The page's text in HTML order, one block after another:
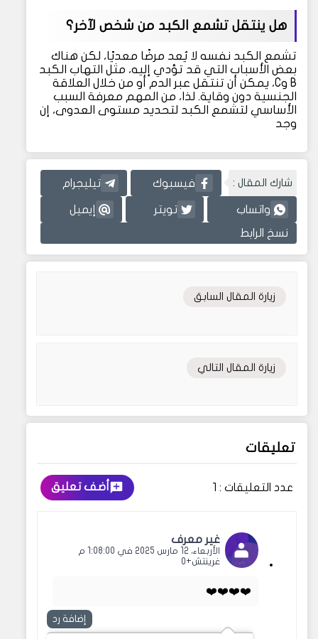
هل ينتقل تشمع الكبد من شخص لآخر؟
تشمع الكبد نفسه لا يُعد مرضًا معديًا، لكن هناك
بعض الأسباب التي قد تؤدي إليه، مثل التهاب الكبد
B وC، يمكن أن تنتقل عبر الدم أو من خلال العلاقة
الجنسية دون وقاية. لذا، من المهم معرفة السبب
الأساسي لتشمع الكبد لتحديد مستوى العدوى، إن
وجد
شارك المقال : فيسبوك تيليجرام
واتساب تويتر إيميل
نسخ الرابط
زيارة المقال السابق
زيارة المقال التالي
تعليقات
عدد التعليقات : 1 أضف تعليق
غير معرف
الأربعاء، 12 مارس 2025 في 1:08:00 م
غرينتش+0
❤️❤️❤️❤️
إضافة رد